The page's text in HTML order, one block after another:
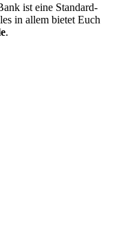
ist eine Standard-
in allem bietet Euch
.